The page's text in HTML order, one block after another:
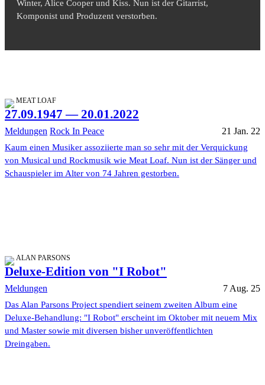
Winter, Alice Cooper und Kiss. Nun ist der Gitarrist,
Komponist und Produzent verstorben.
MEAT LOAF
27.09.1947 — 20.01.2022
Meldungen Rock In Peace 21 Jan. 22
Kaum einen Musiker assoziierte man so sehr mit der Verquickung
von Musical und Rockmusik wie Meat Loaf. Nun ist der Sänger und
Schauspieler im Alter von 74 Jahren gestorben.
ALAN PARSONS
Deluxe-Edition von "I Robot"
Meldungen 7 Aug. 25
Das Alan Parsons Project spendiert seinem zweiten Album eine
Deluxe-Behandlung: "I Robot" erscheint im Oktober mit neuem Mix
und Master sowie mit diversen bisher unveröffentlichten
Dreingaben.